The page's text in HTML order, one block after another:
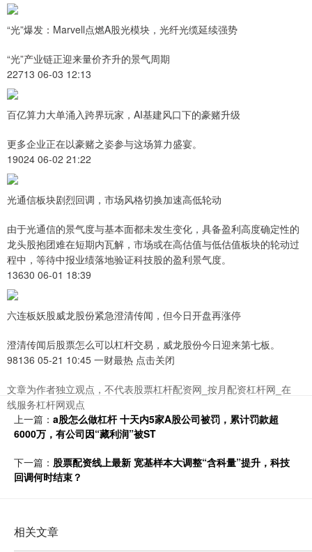
“光”爆发：Marvell点燃A股光模块，光纤光缆延续强势
“光”产业链正迎来量价齐升的景气周期
22713 06-03 12:13
百亿算力大单涌入跨界玩家，AI基建风口下的豪赌升级
更多企业正在以豪赌之姿参与这场算力盛宴。
19024 06-02 21:22
光通信板块剧烈回调，市场风格切换加速高低轮动
由于光通信的景气度与基本面都未发生变化，具备盈利高度确定性的
龙头股抱团难在短期内瓦解，市场或在高估值与低估值板块的轮动过
程中，等待中报业绩落地验证科技股的盈利景气度。
13630 06-01 18:39
六连板妖股威龙股份紧急澄清传闻，但今日开盘再涨停
澄清传闻后股票怎么可以杠杆交易，威龙股份今日迎来第七板。
98136 05-21 10:45 一财最热 点击关闭
文章为作者独立观点，不代表股票杠杆配资网_按月配资杠杆网_在
线服务杠杆网观点
上一篇： a股怎么做杠杆 十天内5家A股公司被罚，累计罚款超
6000万，有公司因“藏利润”被ST
下一篇： 股票配资线上最新 宽基样本大调整“含科量”提升，科技
回调何时结束？
相关文章